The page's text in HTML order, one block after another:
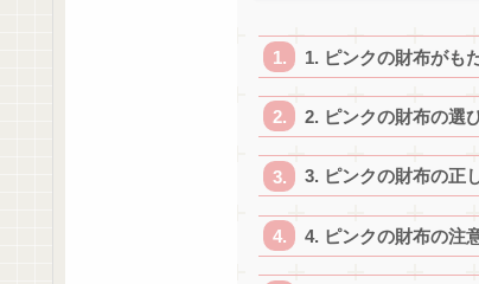
1. ピンクの財布がも
2. ピンクの財布の選
3. ピンクの財布の正
4. ピンクの財布の注